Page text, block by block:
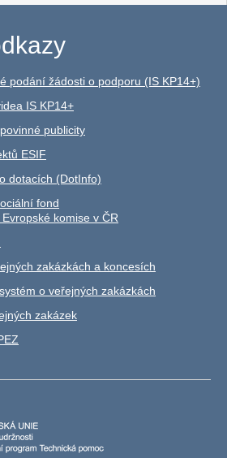
podání žádosti o podporu (IS KP14+)
IS KP14+
publicity
ESIF
dotacích (DotInfo)
fond
komise v ČR
zakázkách a koncesích
o veřejných zakázkách
zakázek